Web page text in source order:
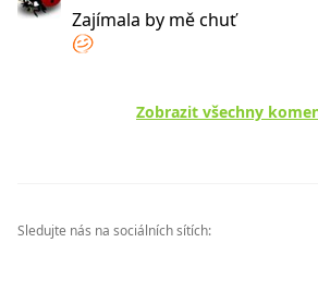
Zajímala by mě chuť
Zobrazit všechny
Sledujte nás na sociálních sítích: